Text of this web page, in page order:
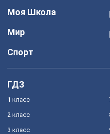
Моя Школа
Мир
Спорт
ГДЗ
1 класс
2 класс
3 класс